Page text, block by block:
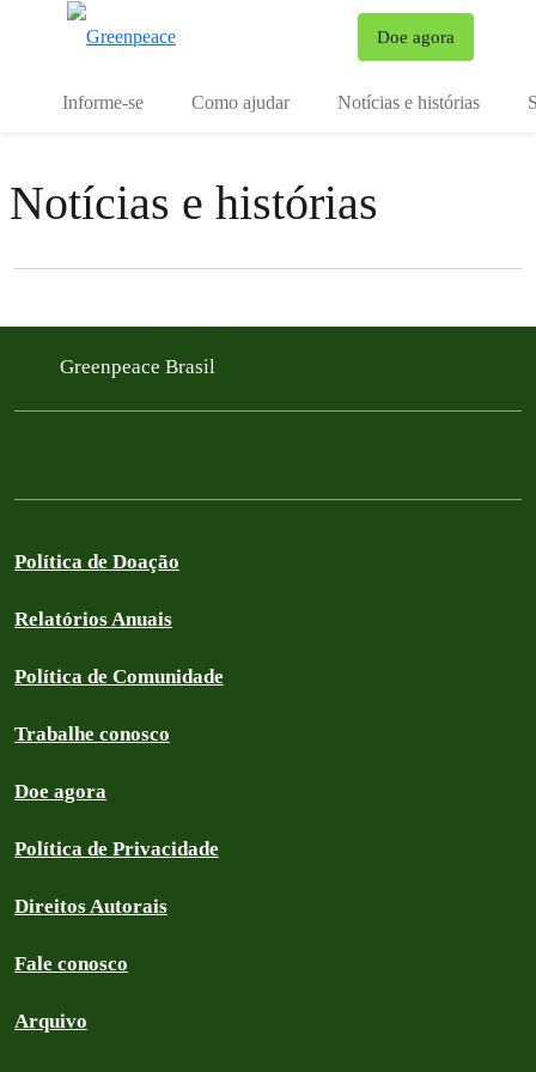
Doe agora
Informe-se Como ajudar Notícias e histórias
Notícias e histórias
Filter posts
Greenpeace Brasil
Política de Doação
Relatórios Anuais
Política de Comunidade
Trabalhe conosco
Doe agora
Política de Privacidade
Direitos Autorais
Fale conosco
Arquivo